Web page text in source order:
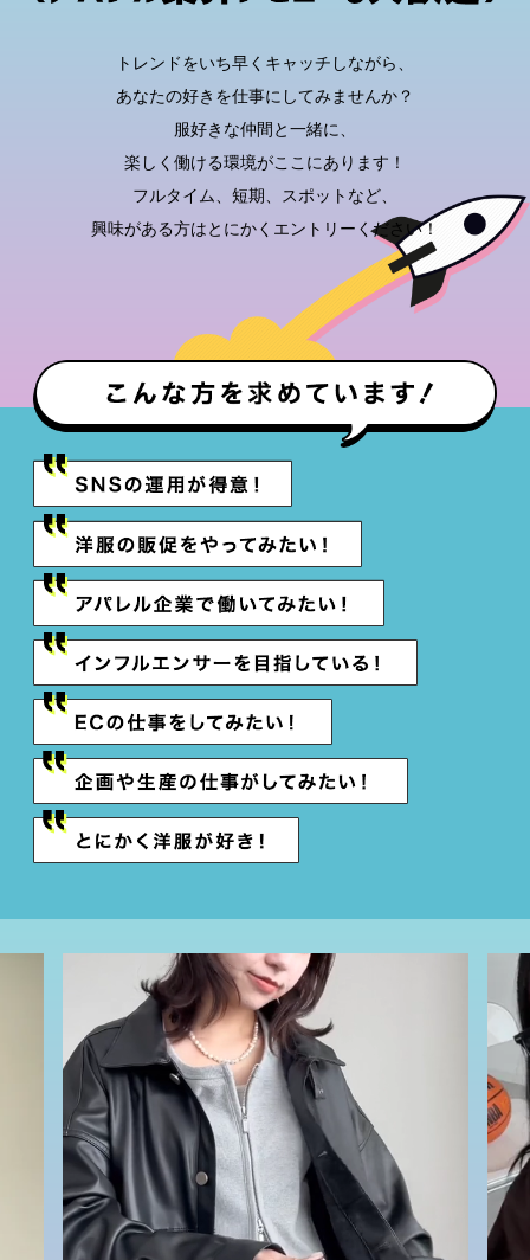
トレンドをいち早くキャッチしながら、
あなたの好きを仕事にしてみませんか？
服好きな仲間と一緒に、
楽しく働ける環境がここにあります！
フルタイム、短期、スポットなど、
興味がある方はとにかくエントリーください！